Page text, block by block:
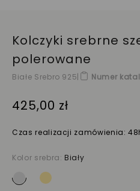
Kolczyki srebrne
polerowane
Białe Srebro 925| Numer
425,00 zł
Czas realizacji zamówienia:
Kolor srebra: Biały